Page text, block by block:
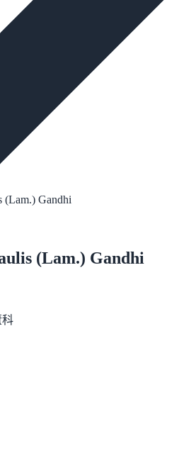
(Lam.) Gandhi
(Lam.) Gandhi
科